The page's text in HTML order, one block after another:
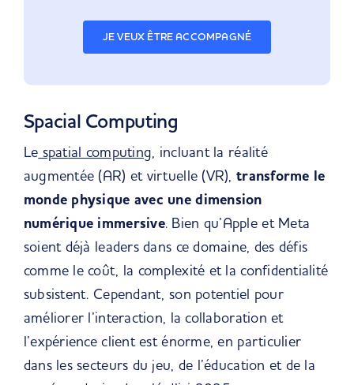
JE VEUX ÊTRE ACCOMPAGNÉ
Spacial Computing
Le spatial computing, incluant la réalité
augmentée (AR) et virtuelle (VR), transforme le
monde physique avec une dimension
numérique immersive. Bien qu’Apple et Meta
soient déjà leaders dans ce domaine, des défis
comme le coût, la complexité et la confidentialité
subsistent. Cependant, son potentiel pour
améliorer l’interaction, la collaboration et
l’expérience client est énorme, en particulier
dans les secteurs du jeu, de l’éducation et de la